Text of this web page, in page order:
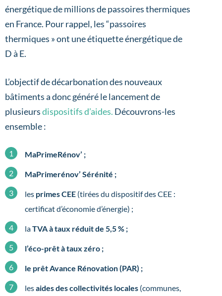
énergétique de millions de passoires thermiques
en France. Pour rappel, les “passoires
thermiques » ont une étiquette énergétique de
D à E.
L’objectif de décarbonation des nouveaux
bâtiments a donc généré le lancement de
plusieursdispositifs d’aides. Découvrons-les
ensemble :
MaPrimeRénov’ ;
MaPrimerénov’ Sérénité ;
les primes CEE (tirées du dispositif des CEE :
certificat d’économie d’énergie) ;
laTVA à taux réduit de 5,5 % ;
l’éco-prêt à taux zéro ;
le prêt Avance Rénovation (PAR) ;
lesaides des collectivités locales (communes,